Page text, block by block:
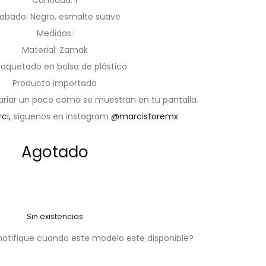
Negro, esmalte suave
Medidas:
Material: Zamak
en bolsa de plástico
Producto importado
un poco como se muestran en tu pantalla.
síguenos en instagram @marcistoremx
Agotado
Sin existencias
cuando este modelo este disponible?